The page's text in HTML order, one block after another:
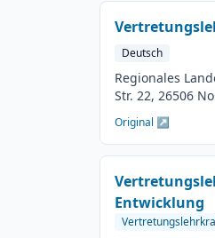
Deutsch
Regionales
Str. 22, 26506
Original ↗
Entwicklung